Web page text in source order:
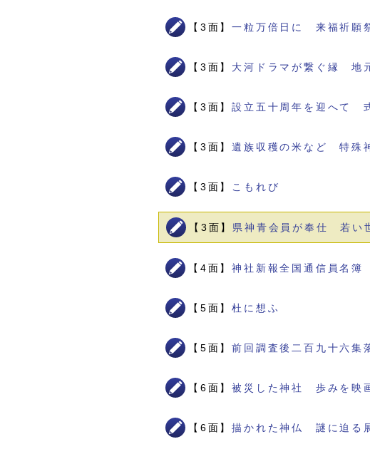
【3面】一粒万倍日に 来福祈願
【3面】 大河ドラマが繋ぐ縁 地
【3面】設立五十周年を迎へて
【3面】遺族収穫の米など 特殊
【3面】 こもれび
【3面】 県神青会員が奉仕 若い
【4面】神社新報全国通信員名簿
【5面】杜に想ふ
【5面】前回調査後二百九十六
【6面】被災した神社 歩みを映
【6面】描かれた神仏 謎に迫る